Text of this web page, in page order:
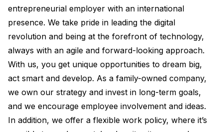
entrepreneurial employer with an international
presence. We take pride in leading the digital
revolution and being at the forefront of technology,
always with an agile and forward-looking approach.
With us, you get unique opportunities to dream big,
act smart and develop. As a family-owned company,
we own our strategy and invest in long-term goals,
and we encourage employee involvement and ideas.
In addition, we offer a flexible work policy, where it’s